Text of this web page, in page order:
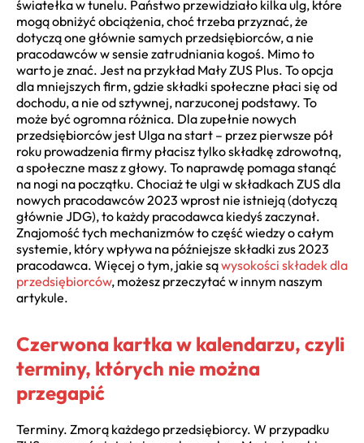
światełka w tunelu. Państwo przewidziało kilka ulg, które
mogą obniżyć obciążenia, choć trzeba przyznać, że
dotyczą one głównie samych przedsiębiorców, a nie
pracodawców w sensie zatrudniania kogoś. Mimo to
warto je znać. Jest na przykład Mały ZUS Plus. To opcja
dla mniejszych firm, gdzie składki społeczne płaci się od
dochodu, a nie od sztywnej, narzuconej podstawy. To
może być ogromna różnica. Dla zupełnie nowych
przedsiębiorców jest Ulga na start – przez pierwsze pół
roku prowadzenia firmy płacisz tylko składkę zdrowotną,
a społeczne masz z głowy. To naprawdę pomaga stanąć
na nogi na początku. Chociaż te ulgi w składkach ZUS dla
nowych pracodawców 2023 wprost nie istnieją (dotyczą
głównie JDG), to każdy pracodawca kiedyś zaczynał.
Znajomość tych mechanizmów to część wiedzy o całym
systemie, który wpływa na późniejsze składki zus 2023
pracodawca. Więcej o tym, jakie sąwysokości składek dla
przedsiębiorców, możesz przeczytać w innym naszym
artykule.
Czerwona kartka w kalendarzu, czyli
terminy, których nie można
przegapić
Terminy. Zmorą każdego przedsiębiorcy. W przypadku